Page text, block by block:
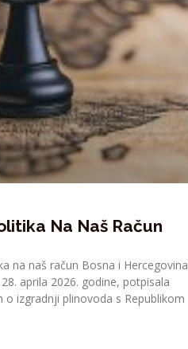
Na Naš Račun
na naš račun Bosna i Hercegovina
aprila 2026. godine, potpisala
o izgradnji plinovoda s Republikom